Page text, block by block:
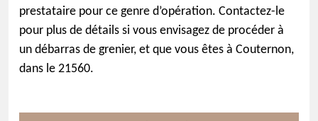
prestataire pour ce genre d’opération. Contactez-le
pour plus de détails si vous envisagez de procéder à
un débarras de grenier, et que vous êtes à Couternon,
dans le 21560.